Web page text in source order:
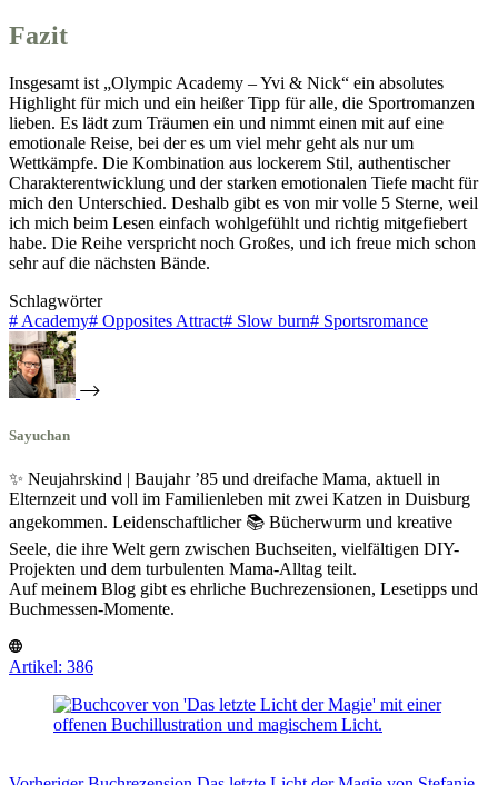
Fazit
Insgesamt ist „Olympic Academy – Yvi & Nick“ ein absolutes
Highlight für mich und ein heißer Tipp für alle, die Sportromanzen
lieben. Es lädt zum Träumen ein und nimmt einen mit auf eine
emotionale Reise, bei der es um viel mehr geht als nur um
Wettkämpfe. Die Kombination aus lockerem Stil, authentischer
Charakterentwicklung und der starken emotionalen Tiefe macht für
mich den Unterschied. Deshalb gibt es von mir volle 5 Sterne, weil
ich mich beim Lesen einfach wohlgefühlt und richtig mitgefiebert
habe. Die Reihe verspricht noch Großes, und ich freue mich schon
sehr auf die nächsten Bände.
Schlagwörter
# Academy# Opposites Attract# Slow burn# Sportsromance
Sayuchan
✨ Neujahrskind | Baujahr ’85 und dreifache Mama, aktuell in
Elternzeit und voll im Familienleben mit zwei Katzen in Duisburg
angekommen. Leidenschaftlicher 📚 Bücherwurm und kreative
Seele, die ihre Welt gern zwischen Buchseiten, vielfältigen DIY-
Projekten und dem turbulenten Mama-Alltag teilt.
Auf meinem Blog gibt es ehrliche Buchrezensionen, Lesetipps und
Buchmessen-Momente.
Artikel: 386